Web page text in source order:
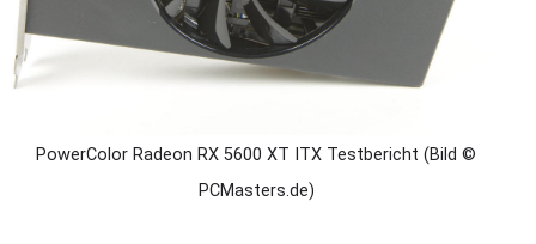
PowerColor Radeon RX 5600 XT ITX Testbericht (Bild ©
PCMasters.de)